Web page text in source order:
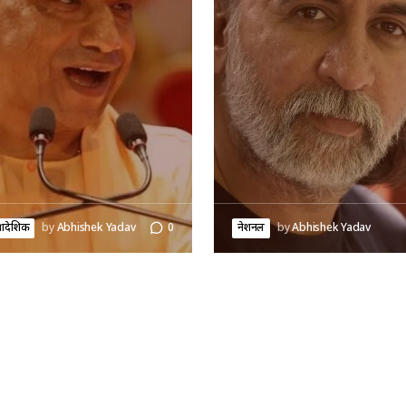
byAbhishek Yadav 0 नेशनल byAbhishek Yadav